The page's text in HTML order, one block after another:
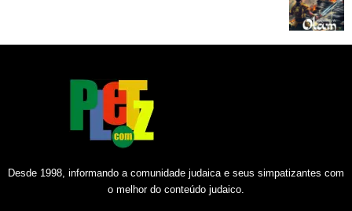
Desde 1998, informando a comunidade judaica e seus simpatizantes com
o melhor do conteúdo judaico.